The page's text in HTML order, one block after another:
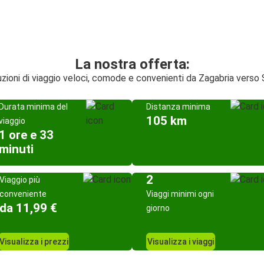
La nostra offerta:
di viaggio veloci, comode e convenienti da Zagabria verso
minima del
ore e 33
Distanza minima
105 km
Viaggio più
conveniente
da 11,99 €
Visualizza i prezzi
2
Viaggi minimi ogni
giorno
Visualizza i viaggi